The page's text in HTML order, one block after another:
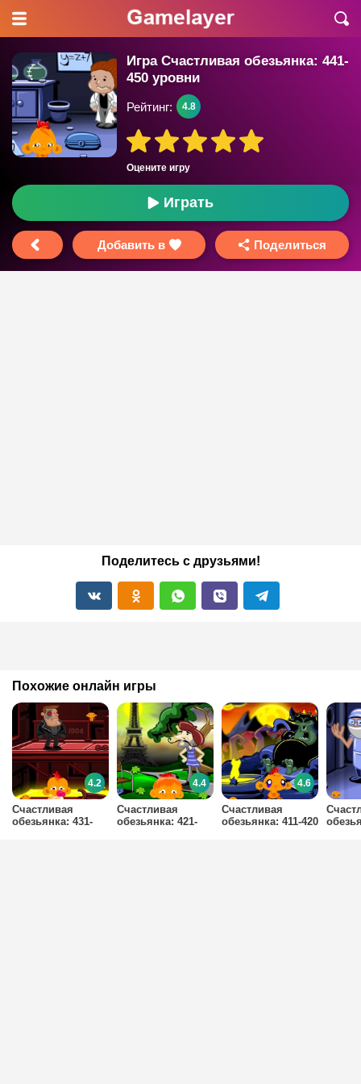
Игра Счастливая обезьянка: 441-
450 уровни
Оцените игру
Рейтинг: 4.8
Играть
Добавить в Поделиться
Поделитесь с друзьями!
Похожие онлайн игры
Счастливая
обезьянка: 431-
4.2
Счастливая
обезьянка: 421-
4.4
Счастливая
обезьянка: 411-420
4.6